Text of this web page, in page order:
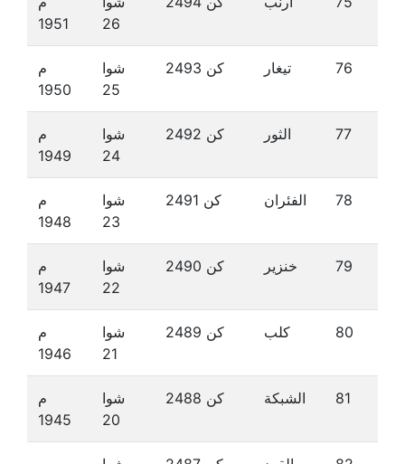
1951
26
م
1950
شوا
25
كن 2493 تيغار 76
م
1949
شوا
24
كن 2492 الثور 77
م
1948
شوا
23
كن 2491 الفئران 78
م
1947
شوا
22
كن 2490 خنزير 79
م
1946
شوا
21
كن 2489 كلب 80
م
1945
شوا
20
كن 2488 الشبكة 81